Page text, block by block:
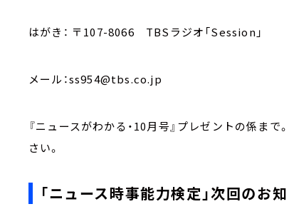
はがき： 〒107-8066 TBSラジオ「Session」
メール：ss954@tbs.co.jp
『ニュースがわかる・10月号』プレゼントの係ま
さい。
「ニュース時事能力検定」次回のお